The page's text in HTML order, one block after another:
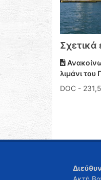
λιμάνι του
DOC -